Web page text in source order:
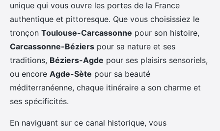
unique qui vous ouvre les portes de la France
authentique et pittoresque. Que vous choisissiez le
tronçon Toulouse-Carcassonne pour son histoire,
Carcassonne-Béziers pour sa nature et ses
traditions, Béziers-Agde pour ses plaisirs sensoriels,
ou encore Agde-Sète pour sa beauté
méditerranéenne, chaque itinéraire a son charme et
ses spécificités.
En naviguant sur ce canal historique, vous